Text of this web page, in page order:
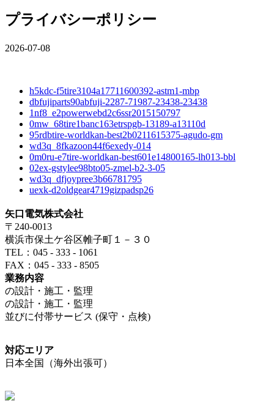
プライバシーポリシー
2026-07-08
h5kdc-f5tire3104a17711600392-astm1-mbp
dbfujiparts90abfuji-2287-71987-23438-23438
1nf8_e2powerwebd2c6ssr2015150797
0mw_68tire1banc163etrspgb-13189-a13110d
95rdbtire-worldkan-best2b0211615375-agudo-gm
wd3q_8fkazoon44f6exedy-014
0m0ru-e7tire-worldkan-best601e14800165-lh013-bbl
02ex-gstylee98bto05-zmel-b2-3-05
wd3q_dfjoypree3b66781795
uexk-d2oldgear4719gizpadsp26
矢口電気株式会社
〒240-0013
横浜市保土ケ谷区帷子町１－３０
TEL：045 - 333 - 1061
FAX：045 - 333 - 8505
業務内容
の設計・施工・監理
の設計・施工・監理
並びに付帯サービス (保守・点検)
対応エリア
日本全国（海外出張可）